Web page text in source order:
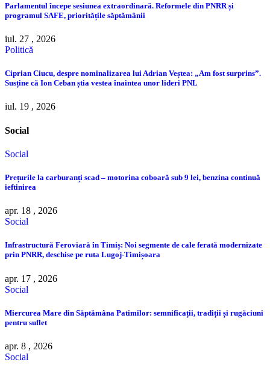
Parlamentul începe sesiunea extraordinară. Reformele din PNRR și
programul SAFE, prioritățile săptămânii
iul. 27 , 2026
Politică
Ciprian Ciucu, despre nominalizarea lui Adrian Veștea: „Am fost surprins”.
Susține că Ion Ceban știa vestea înaintea unor lideri PNL
iul. 19 , 2026
Social
Social
Prețurile la carburanți scad – motorina coboară sub 9 lei, benzina continuă
ieftinirea
apr. 18 , 2026
Social
Infrastructură Feroviară în Timiș: Noi segmente de cale ferată modernizate
prin PNRR, deschise pe ruta Lugoj-Timișoara
apr. 17 , 2026
Social
Miercurea Mare din Săptămâna Patimilor: semnificații, tradiții și rugăciuni
pentru suflet
apr. 8 , 2026
Social